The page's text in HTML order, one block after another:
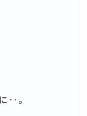
‥。